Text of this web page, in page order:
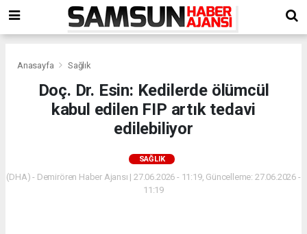
Anasayfa Sağlık
Doç. Dr. Esin: Kedilerde ölümcül
kabul edilen FIP artık tedavi
edilebiliyor
SAĞLIK
(DHA) - Demirören Haber Ajansı | 27.06.2026 - 11:19, Güncelleme: 27.06.2026 -
11:19